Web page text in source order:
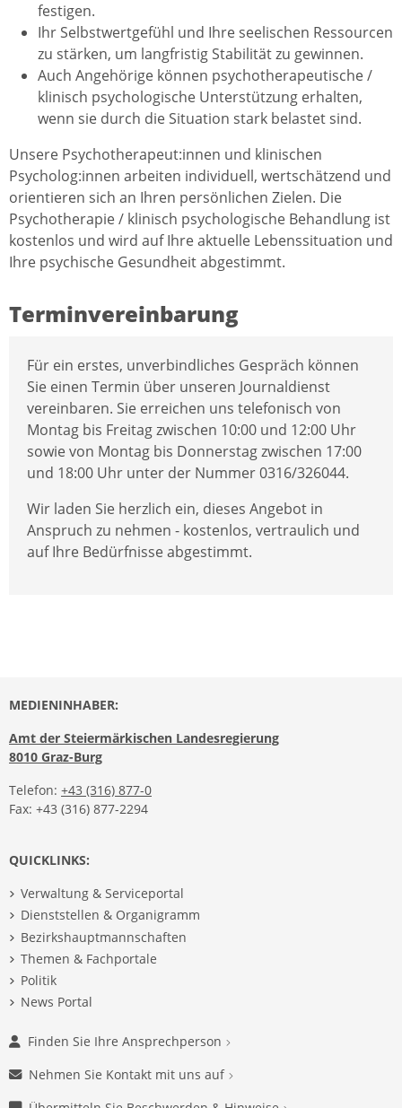
festigen.
Ihr Selbstwertgefühl und Ihre seelischen Ressourcen
zu stärken, um langfristig Stabilität zu gewinnen.
Auch Angehörige können psychotherapeutische /
klinisch psychologische Unterstützung erhalten,
wenn sie durch die Situation stark belastet sind.
Unsere Psychotherapeut:innen und klinischen
Psycholog:innen arbeiten individuell, wertschätzend und
orientieren sich an Ihren persönlichen Zielen. Die
Psychotherapie / klinisch psychologische Behandlung ist
kostenlos und wird auf Ihre aktuelle Lebenssituation und
Ihre psychische Gesundheit abgestimmt.
Terminvereinbarung
Für ein erstes, unverbindliches Gespräch können
Sie einen Termin über unseren Journaldienst
vereinbaren. Sie erreichen uns telefonisch von
Montag bis Freitag zwischen 10:00 und 12:00 Uhr
sowie von Montag bis Donnerstag zwischen 17:00
und 18:00 Uhr unter der Nummer 0316/326044.
Wir laden Sie herzlich ein, dieses Angebot in
Anspruch zu nehmen - kostenlos, vertraulich und
auf Ihre Bedürfnisse abgestimmt.
MEDIENINHABER:
Amt der Steiermärkischen Landesregierung
8010 Graz-Burg
Telefon: +43 (316) 877-0
Fax: +43 (316) 877-2294
QUICKLINKS:
Verwaltung & Serviceportal
Dienststellen & Organigramm
Bezirkshauptmannschaften
Themen & Fachportale
Politik
News Portal
Finden Sie Ihre Ansprechperson
Nehmen Sie Kontakt mit uns auf